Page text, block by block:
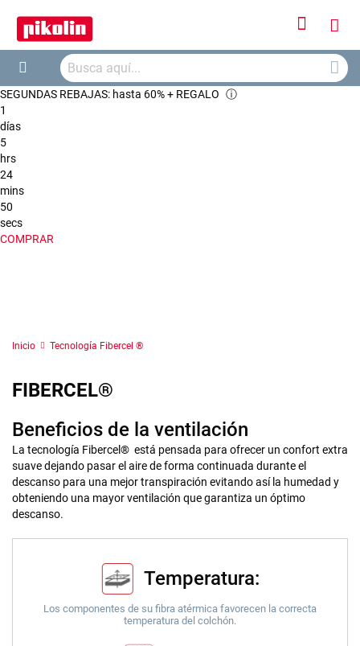
Iniciar
Buscar
SEGUNDAS REBAJAS: hasta 60% + REGALO ⓘ
1
días
5
hrs
24
mins
50
secs
COMPRAR
Inicio Tecnología Fibercel ®
FIBERCEL®
Beneficios de la ventilación
La tecnología Fibercel® está pensada para ofrecer un confort extra
suave dejando pasar el aire de forma continuada durante el
descanso para una mejor transpiración evitando así la humedad y
obteniendo una mayor ventilación que garantiza un óptimo
descanso.
Temperatura:
Los componentes de su fibra atérmica favorecen la correcta
temperatura del colchón.